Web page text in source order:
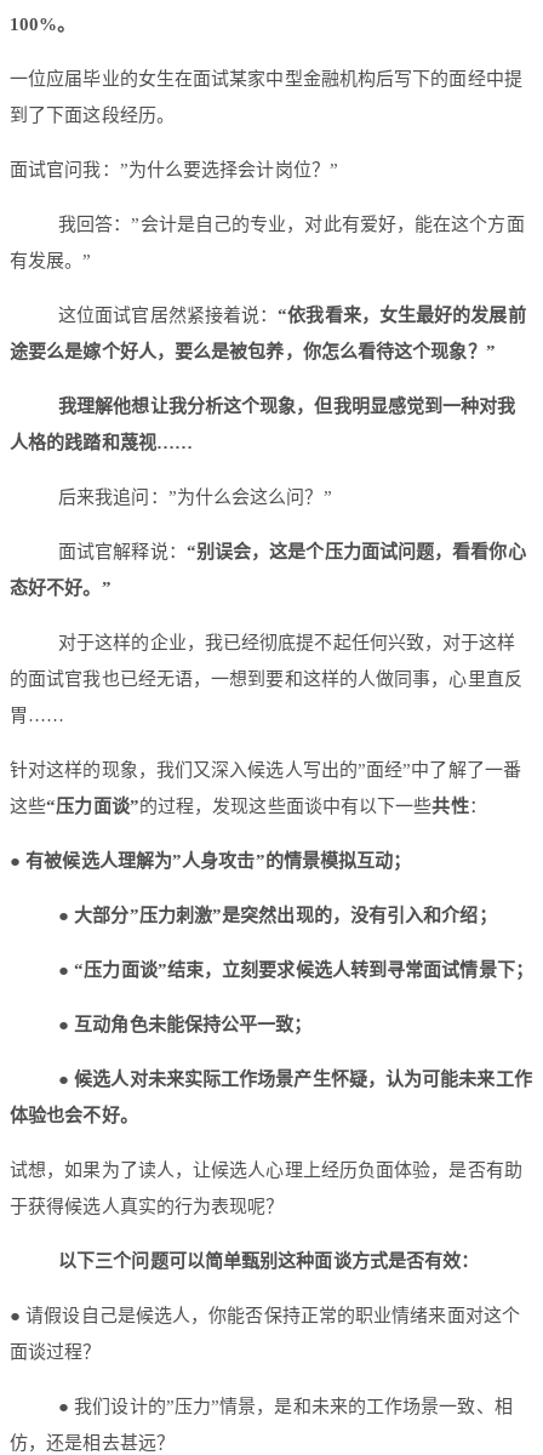
100%。
一位应届毕业的女生在面试某家中型金融机构后写下的面经中提
到了下面这段经历。
面试官问我：”为什么要选择会计岗位？”
我回答：”会计是自己的专业，对此有爱好，能在这个方面
有发展。”
这位面试官居然紧接着说：“依我看来，女生最好的发展前
途要么是嫁个好人，要么是被包养，你怎么看待这个现象？”
我理解他想让我分析这个现象，但我明显感觉到一种对我
人格的践踏和蔑视……
后来我追问：”为什么会这么问？”
面试官解释说： “别误会，这是个压力面试问题，看看你心
态好不好。”
对于这样的企业，我已经彻底提不起任何兴致，对于这样
的面试官我也已经无语，一想到要和这样的人做同事，心里直反
胃……
针对这样的现象，我们又深入候选人写出的”面经”中了解了一番
这些“压力面谈”的过程，发现这些面谈中有以下一些共性：
● 有被候选人理解为”人身攻击”的情景模拟互动；
● 大部分”压力刺激”是突然出现的，没有引入和介绍；
● “压力面谈”结束，立刻要求候选人转到寻常面试情景下；
● 互动角色未能保持公平一致；
● 候选人对未来实际工作场景产生怀疑，认为可能未来工作
体验也会不好。
试想，如果为了读人，让候选人心理上经历负面体验，是否有助
于获得候选人真实的行为表现呢？
以下三个问题可以简单甄别这种面谈方式是否有效：
● 请假设自己是候选人，你能否保持正常的职业情绪来面对这个
面谈过程？
● 我们设计的”压力”情景，是和未来的工作场景一致、相
仿，还是相去甚远？